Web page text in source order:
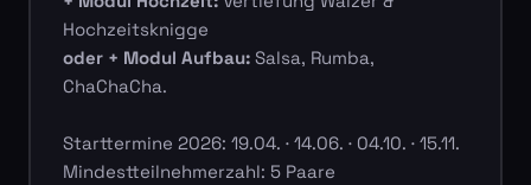
Hochzeitsknigge
oder + Modul Aufbau:Salsa, Rumba,
ChaChaCha.
Starttermine 2026: 19.04. · 14.06. · 04.10. · 15.11.
Mindestteilnehmerzahl: 5 Paare